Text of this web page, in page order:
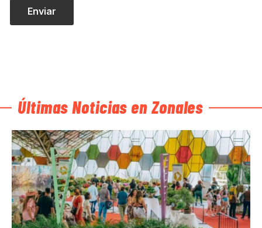
Últimas Noticias en Zonales